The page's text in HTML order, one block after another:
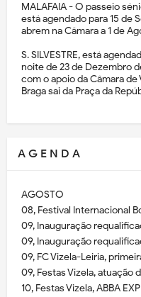
MALAFAIA - O passeio
está agendado para 15 de
abrem na Câmara a 1 de
S. SILVESTRE, está
noite de 23 de Dezembro
com o apoio da Câmara
Braga sai da Praça da
A G E N D A
AGOSTO
08, Festival Internacional
09, Inauguração
09, Inauguração
09, FC Vizela-Leiria,
09, Festas Vizela, atuação
10, Festas Vizela, ABBA